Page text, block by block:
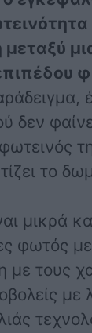
μεταξύ
δεν
το
μικρά
φωτός
με τους
με